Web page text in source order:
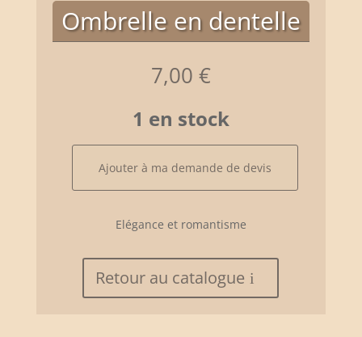
Ombrelle en dentelle
7,00 €
1 en stock
Ajouter à ma demande de devis
Elégance et romantisme
Retour au catalogue